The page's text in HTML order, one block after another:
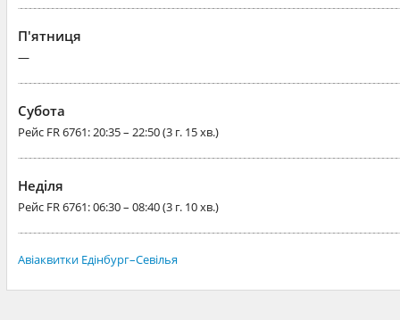
П'ятниця
—
Субота
Рейс FR 6761: 20:35 – 22:50 (3 г. 15 хв.)
Неділя
Рейс FR 6761: 06:30 – 08:40 (3 г. 10 хв.)
Авіаквитки Едінбург–Севілья